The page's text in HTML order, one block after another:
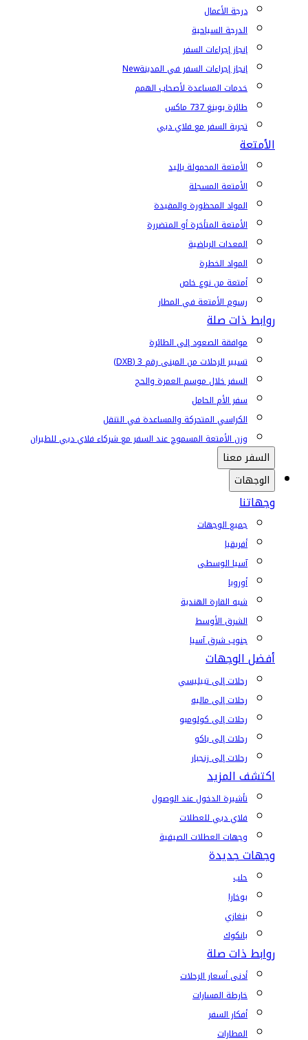
درجة الأعمال
الدرجة السياحية
إنجاز إجراءات السفر
إنجاز إجراءات السفر في المدينةNew
خدمات المساعدة لأصحاب الهمم
طائرة بوينغ 737 ماكس
تجربة السفر مع فلاي دبي
الأمتعة
الأمتعة المحمولة باليد
الأمتعة المسجلة
المواد المحظورة والمقيدة
الأمتعة المتأخرة أو المتضررة
المعدات الرياضية
المواد الخطرة
أمتعة من نوع خاص
رسوم الأمتعة في المطار
روابط ذات صلة
موافقة الصعود إلى الطائرة
تسيير الرحلات من المبنى رقم 3 (DXB)
السفر خلال موسم العمرة والحج
سفر الأم الحامل
الكراسي المتحركة والمساعدة في التنقل
وزن الأمتعة المسموح عند السفر مع شركاء فلاي دبي للطيران
السفر معنا
الوجهات
وجهاتنا
جميع الوجهات
أفريقيا
آسيا الوسطى
أوروبا
شبه القارة الهندية
الشرق الأوسط
جنوب شرق آسيا
أفضل الوجهات
رحلات إلى تبيليسي
رحلات إلى ماليه
رحلات إلى كولومبو
رحلات إلى باكو
رحلات إلى زنجبار
اكتشف المزيد
تأشيرة الدخول عند الوصول
فلاي دبي للعطلات
وجهات العطلات الصيفية
وجهات جديدة
حلب
بوخارا
بنغازي
بانكوك
روابط ذات صلة
أدنى أسعار الرحلات
خارطة المسارات
أفكار السفر
المطارات